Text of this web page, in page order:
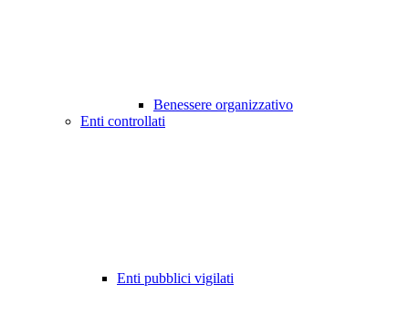
Benessere organizzativo
Enti controllati
Enti pubblici vigilati